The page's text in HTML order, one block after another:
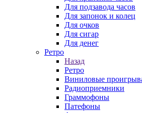
Для подзавода часов
Для запонок и колец
Для очков
Для сигар
Для денег
Ретро
Назад
Ретро
Виниловые
Радиоприемники
Граммофоны
Патефоны